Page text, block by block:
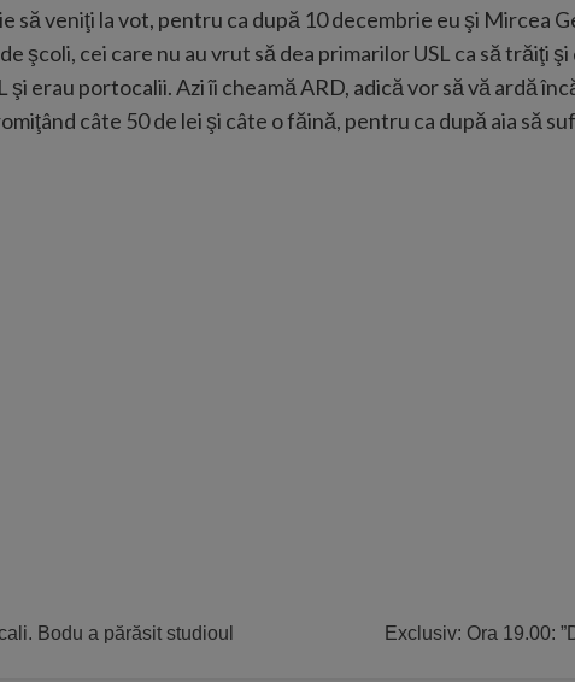
să veniţi la vot, pentru ca după 10 decembrie eu şi Mircea
şcoli, cei care nu au vrut să dea primarilor USL ca să trăiţi
erau portocalii. Azi îi cheamă ARD, adică vor să vă ardă
câte 50 de lei şi câte o făină, pentru ca după aia să
Bodu a părăsit studioul
Exclusiv: Ora 19.00: